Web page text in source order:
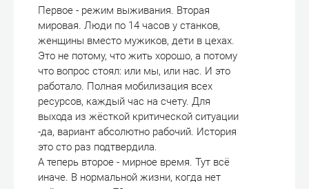
Первое - режим выживания. Вторая
мировая. Люди по 14 часов у станков,
женщины вместо мужиков, дети в цехах.
Это не потому, что жить хорошо, а потому
что вопрос стоял: или мы, или нас. И это
работало. Полная мобилизация всех
ресурсов, каждый час на счету. Для
выхода из жёсткой критической ситуации
-да, вариант абсолютно рабочий. История
это сто раз подтвердила.
А теперь второе - мирное время. Тут всё
иначе. В нормальной жизни, когда нет